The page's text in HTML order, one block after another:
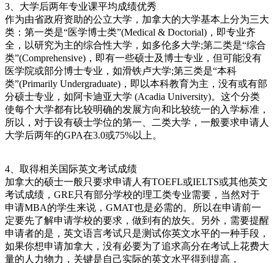
3、大学后两年专业课平均成绩优秀
作为由省政府资助的公立大学，加拿大的大学基本上分为三大
类：第一类是“医学博士类”(Medical & Doctorial)，即专业齐
全，以研究为主的综合性大学，如多伦多大学;第二类是“综合
类”(Comprehensive)，即有一些硕士及博士专业，但可能没有
医学院或部分博士专业，如滑铁卢大学;第三类是“本科
类”(Primarily Undergraduate)，即以本科教育为主，没有或有部
分硕士专业，如阿卡迪亚大学 (Acadia University)。这个分类
使每个大学都有比较明确的发展方向和比较统一的入学标准，
所以，对于设有硕士学位的第一、二类大学，一般要求申请人
大学后两年的GPA在3.0或75%以上。
4、取得相关国际英文考试成绩
加拿大的硕士一般只要求申请人有TOEFL或IELTS或其他英文
考试成绩，GRE只有部分学校的理工类专业需要，当然对于
申请MBA的学生来说，GMAT也是必需的。所以在申请前一
定要先了解申请学校的要求，做到有的放矢。另外，需要提醒
申请者的是，英文语言考试只是测试你英文水平的一种手段，
如果你想申请加拿大，没有必要为了追求高分在考试上花费大
量的人力物力，关键是自己实际的英文水平得到提高，